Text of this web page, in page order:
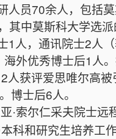
人员70余人，包括
其中莫斯科大学选
1 人，通讯院士2人
海外优秀博士后1 人
2人获评爱思唯尔高
。博士后6人。
亚·索尔仁采夫院士远
科和研究生培养工